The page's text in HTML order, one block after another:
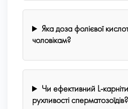
Яка доза фолієвої
чоловікам?
Чи ефективний L-
рухливості сперматозоїдів?